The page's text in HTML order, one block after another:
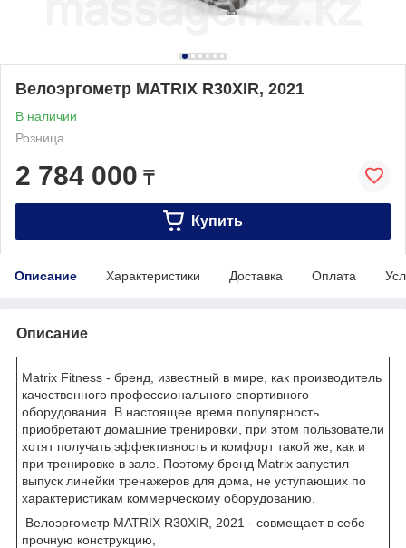
Велоэргометр MATRIX R30XIR, 2021
В наличии
Розница
2 784 000 ₸
Купить
Описание Характеристики Доставка Оплата
Описание
Matrix Fitness - бренд, известный в мире, как производитель
качественного профессионального спортивного
оборудования. В настоящее время популярность
приобретают домашние тренировки, при этом пользователи
хотят получать эффективность и комфорт такой же, как и
при тренировке в зале. Поэтому бренд Matrix запустил
выпуск линейки тренажеров для дома, не уступающих по
характеристикам коммерческому оборудованию.
Велоэргометр MATRIX R30XIR, 2021 - совмещает в себе
прочную конструкцию,